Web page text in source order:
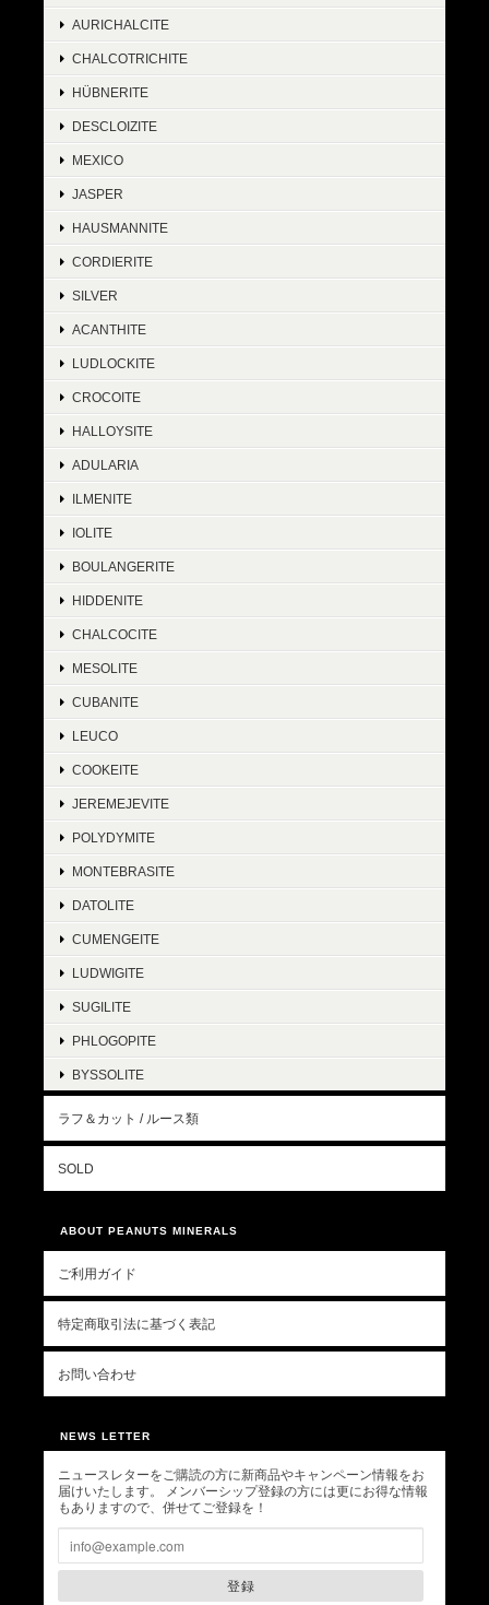
AURICHALCITE
CHALCOTRICHITE
HÜBNERITE
DESCLOIZITE
MEXICO
JASPER
HAUSMANNITE
CORDIERITE
SILVER
ACANTHITE
LUDLOCKITE
CROCOITE
HALLOYSITE
ADULARIA
ILMENITE
IOLITE
BOULANGERITE
HIDDENITE
CHALCOCITE
MESOLITE
CUBANITE
LEUCO
COOKEITE
JEREMEJEVITE
POLYDYMITE
MONTEBRASITE
DATOLITE
CUMENGEITE
LUDWIGITE
SUGILITE
PHLOGOPITE
BYSSOLITE
ラフ＆カット / ルース類
SOLD
ABOUT PEANUTS MINERALS
ご利用ガイド
特定商取引法に基づく表記
お問い合わせ
NEWS LETTER
ニュースレターをご購読の方に新商品やキャンペーン情報をお
届けいたします。 メンバーシップ登録の方には更にお得な情報
もありますので、併せてご登録を！
登録